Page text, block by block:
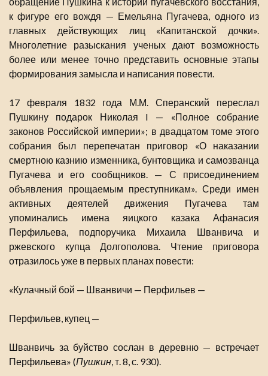
к фигуре его вождя — Емельяна Пугачева, одного из
главных действующих лиц «Капитанской дочки».
Многолетние разыскания ученых дают возможность
более или менее точно представить основные этапы
формирования замысла и написания повести.
17 февраля 1832 года М.М. Сперанский переслал
Пушкину подарок Николая I — «Полное собрание
законов Российской империи»; в двадцатом томе этого
собрания был перепечатан приговор «О наказании
смертною казнию изменника, бунтовщика и самозванца
Пугачева и его сообщников. — С присоединением
объявления прощаемым преступникам». Среди имен
активных деятелей движения Пугачева там
упоминались имена яицкого казака Афанасия
Перфильева, подпоручика Михаила Шванвича и
ржевского купца Долгополова. Чтение приговора
отразилось уже в первых планах повести:
«Кулачный бой — Шванвичи — Перфильев —
Перфильев, купец —
Шванвичь за буйство сослан в деревню — встречает
Перфильева» (Пушкин, т. 8, с. 930).